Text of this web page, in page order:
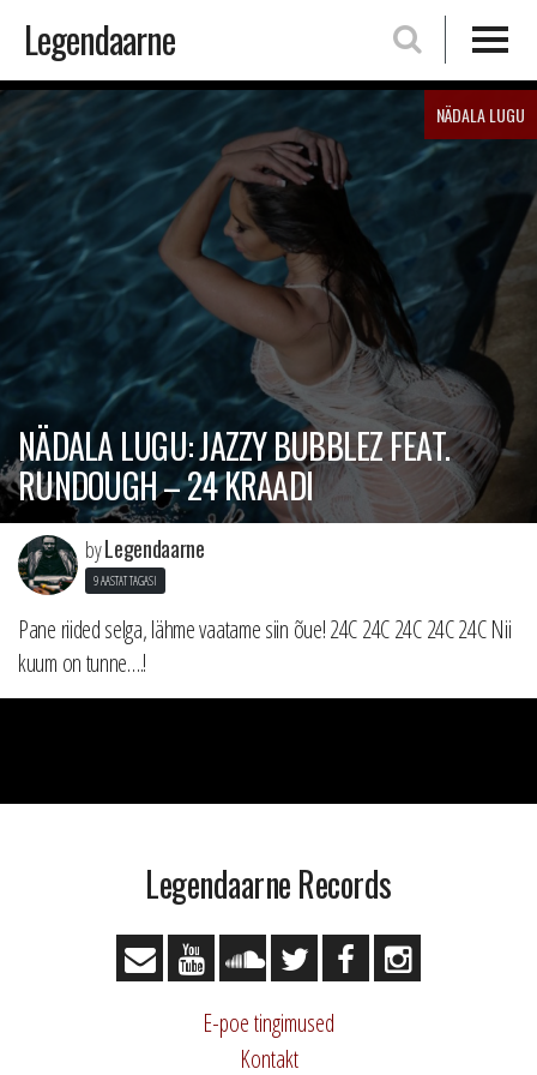
Skip
content
Legendaarne
NÄDALA LUGU
NÄDALA LUGU: JAZZY BUBBLEZ FEAT.
RUNDOUGH – 24 KRAADI
byLegendaarne
9 AASTAT TAGASI
Pane riided selga, lähme vaatame siin õue! 24C 24C 24C 24C 24C Nii
kuum on tunne….!
Legendaarne Records
E-poe tingimused
Kontakt